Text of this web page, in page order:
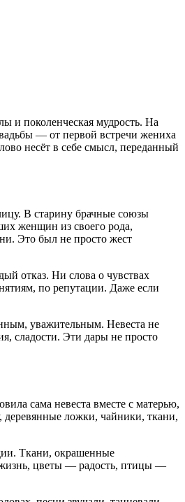
и поколенческая мудрость. На
— от первой встречи жениха
несёт в себе смысл, переданный
В старину брачные союзы
женщин из своего рода,
Это был не просто жест
отказ. Ни слова о чувствах
по репутации. Даже если
уважительным. Невеста не
сладости. Эти дары не просто
сама невеста вместе с матерью,
деревянные ложки, чайники, ткани,
Ткани, окрашенные
цветы — радость, птицы —